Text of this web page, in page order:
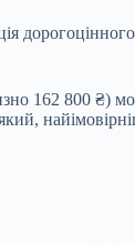
162 800 ₴)